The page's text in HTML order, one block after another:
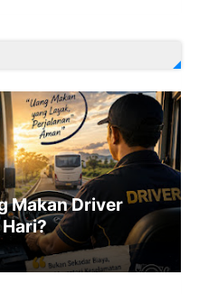
Makan Driver